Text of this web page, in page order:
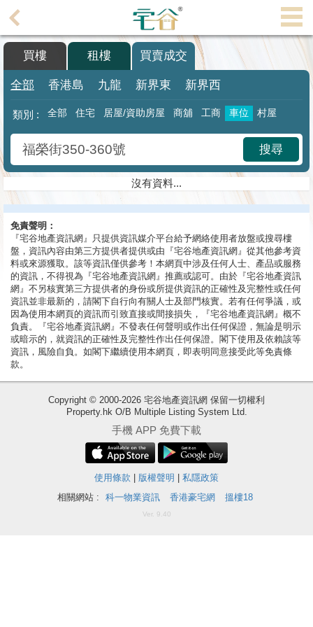
理
主
搵
樓/
成
交
業
主
放
盤
宅
谷
按
揭
地
產
買樓 租樓 買賣成交
全部 香港島 九龍 新界東 新界西
類別 : 全部 住宅 居屋/資助房屋 商舖 工商 車位 村屋
搜尋
沒有資料...
免責聲明：
『宅谷地產資訊網』只提供資訊媒介平台給予網絡使用者放盤或搜尋樓
盤，資訊內容由第三方提供者提供或由『宅谷地產資訊網』從其他參考資
料或來源獲取。該等資訊僅供參考！本網頁中涉及任何人士、產品或服務
的資訊，不得視為『宅谷地產資訊網』推薦或認可。由於『宅谷地產資訊
網』不另核實第三方提供者的身份或所提供資訊的正確性及完整性或任何
資訊並非最新的，請閣下自行向有關人士及部門核實。若有任何爭議，或
因為使用本網頁的資訊而引致直接或間接損失，『宅谷地產資訊網』概不
負責。『宅谷地產資訊網』不發表任何聲明或作出任何保證，無論是明示
或暗示的，就資訊的正確性及完整性作出任何保證。閣下使用及依賴該等
資訊，風險自負。如閣下繼續使用本網頁，即表明同意接受此等免責條
款。
Copyright © 2000-2026 宅谷地產資訊網 保留一切權利
Property.hk O/B Multiple Listing System Ltd.
手機 APP 免費下載
使用條款 版權聲明
私隱政策
相關網站 :
科一物業資訊 香港豪宅網 搵樓18
Ver. 9.40